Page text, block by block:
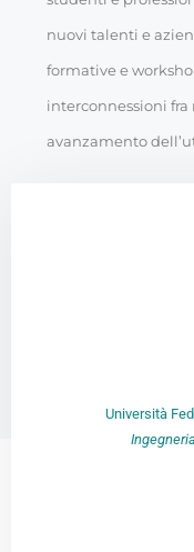
nuovi talenti e
formative e
interconnessioni fra
avanzamento
Università